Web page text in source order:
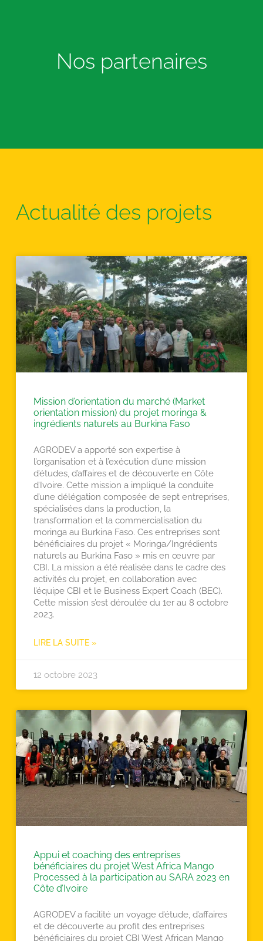
Nos partenaires
Actualité des projets
Mission d’orientation du marché (Market
orientation mission) du projet moringa &
ingrédients naturels au Burkina Faso
AGRODEV a apporté son expertise à
l’organisation et à l’exécution d’une mission
d’études, d’affaires et de découverte en Côte
d’Ivoire. Cette mission a impliqué la conduite
d’une délégation composée de sept entreprises,
spécialisées dans la production, la
transformation et la commercialisation du
moringa au Burkina Faso. Ces entreprises sont
bénéficiaires du projet « Moringa/Ingrédients
naturels au Burkina Faso » mis en œuvre par
CBI. La mission a été réalisée dans le cadre des
activités du projet, en collaboration avec
l’équipe CBI et le Business Expert Coach (BEC).
Cette mission s’est déroulée du 1er au 8 octobre
2023.
LIRE LA SUITE »
12 octobre 2023
Appui et coaching des entreprises
bénéficiaires du projet West Africa Mango
Processed à la participation au SARA 2023 en
Côte d’Ivoire
AGRODEV a facilité un voyage d’étude, d’affaires
et de découverte au profit des entreprises
bénéficiaires du projet CBI West African Mango